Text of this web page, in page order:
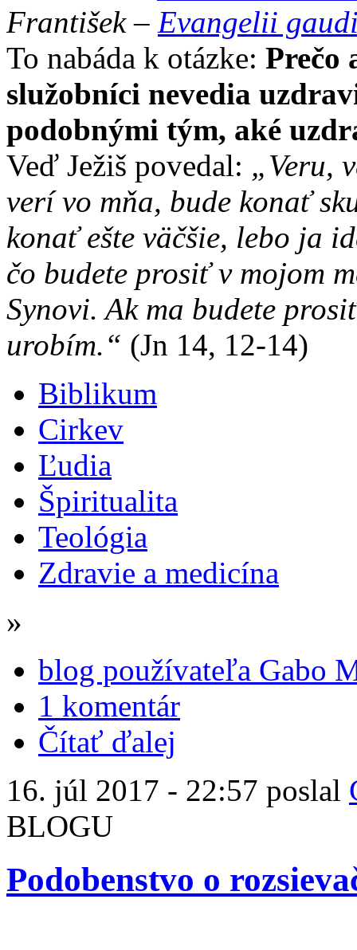
František – Evangelii
To nabáda k otázke: Prečo
služobníci nevedia
podobnými tým, aké
Veď Ježiš povedal: „Veru,
verí vo mňa, bude konať
konať ešte väčšie, lebo ja
čo budete prosiť v mojom
Synovi. Ak ma budete
urobím.“ (Jn 14, 12-14)
Biblikum
Cirkev
Ľudia
Špiritualita
Teológia
Zdravie a medicína
»
blog používateľa Gabo
1 komentár
Čítať ďalej
16. júl 2017 - 22:57 poslal
BLOGU
Podobenstvo o